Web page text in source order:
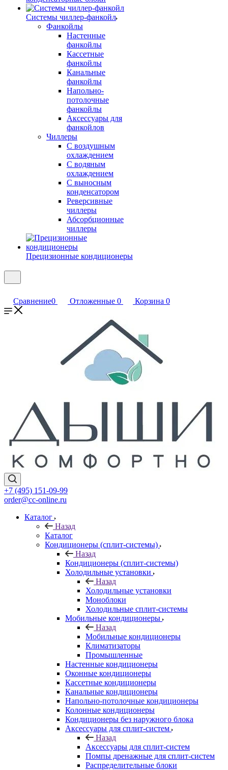
Системы чиллер-фанкойл
Фанкойлы
Настенные
фанкойлы
Кассетные
фанкойлы
Канальные
фанкойлы
Напольно-
потолочные
фанкойлы
Аксессуары для
фанкойлов
Чиллеры
С воздушным
охлаждением
С водяным
охлаждением
С выносным
конденсатором
Реверсивные
чиллеры
Абсорбционные
чиллеры
Прецизионные кондиционеры
Сравнение0 Отложенные 0 Корзина 0
+7 (495) 151-09-99
order@cc-online.ru
Каталог
Назад
Каталог
Кондиционеры (сплит-системы)
Назад
Кондиционеры (сплит-системы)
Холодильные установки
Назад
Холодильные установки
Моноблоки
Холодильные сплит-системы
Мобильные кондиционеры
Назад
Мобильные кондиционеры
Климатизаторы
Промышленные
Настенные кондиционеры
Оконные кондиционеры
Кассетные кондиционеры
Канальные кондиционеры
Напольно-потолочные кондиционеры
Колонные кондиционеры
Кондиционеры без наружного блока
Аксессуары для сплит-систем
Назад
Аксессуары для сплит-систем
Помпы дренажные для сплит-систем
Распределительные блоки